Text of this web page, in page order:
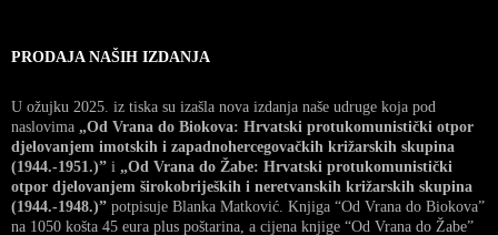
PRODAJA NAŠIH IZDANJA
U ožujku 2025. iz tiska su izašla nova izdanja naše udruge koja pod
naslovima „Od Vrana do Biokova: Hrvatski protukomunistički otpor
djelovanjem imotskih i zapadnohercegovačkih križarskih skupina
(1944.-1951.)” i „Od Vrana do Žabe: Hrvatski protukomunistički
otpor djelovanjem širokobrijeških i neretvanskih križarskih skupina
(1944.-1948.)” potpisuje Blanka Matković. Knjiga “Od Vrana do Biokova”
na 1050 košta 45 eura plus poštarina, a cijena knjige “Od Vrana do Žabe”